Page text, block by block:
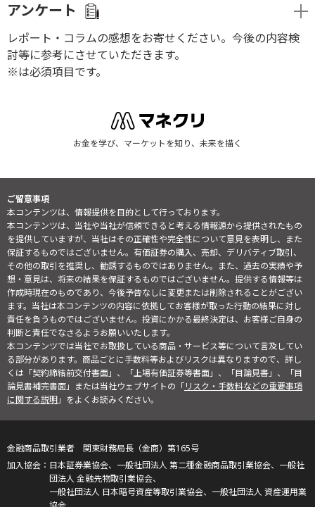
アンケート
レポート・コラムの感想をお寄せください。今後の内容検
討等に参考にさせていただきます。
※は必須項目です。
お金を学び、マーケットを知り、未来を描く
ご留意事項
本コンテンツは、情報提供を目的として行っております。
本コンテンツは、当社や当社が信頼できると考える情報源から提供されたもの
を提供していますが、当社はその正確性や完全性について意見を表明し、また
保証するものではございません。有価証券の購入、売却、デリバティブ取引、
その他の取引を推奨し、勧誘するものではありません。また、過去の実績や予
想・意見は、将来の結果を保証するものではございません。提供する情報等は
作成時現在のものであり、今後予告なしに変更または削除されることがござい
ます。当社は本コンテンツの内容に依拠してお客様が取った行動の結果に対し
責任を負うものではございません。投資にかかる最終決定は、お客様ご自身の
判断と責任でなさるようお願いいたします。
本コンテンツでは当社でお取扱している商品・サービス等について言及してい
る部分があります。商品ごとに手数料等およびリスクは異なりますので、詳し
くは「契約締結前交付書面」、「上場有価証券等書面」、「目論見書」、「目
論見書補完書面」または当社ウェブサイトの「リスク・手数料などの重要事項
に関する説明」をよくお読みください。
金融商品取引業者 関東財務局長（金商）第165号
日本証券業協会、一般社団法人 第二種金融商品取引業協会、一般社
団法人 金融先物取引業協会、
一般社団法人 日本暗号資産等取引業協会、一般社団法人 資産運用業